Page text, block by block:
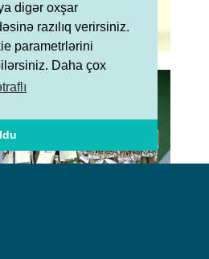
digər oxşar
razılıq verirsiniz.
parametrlərini
Daha çox